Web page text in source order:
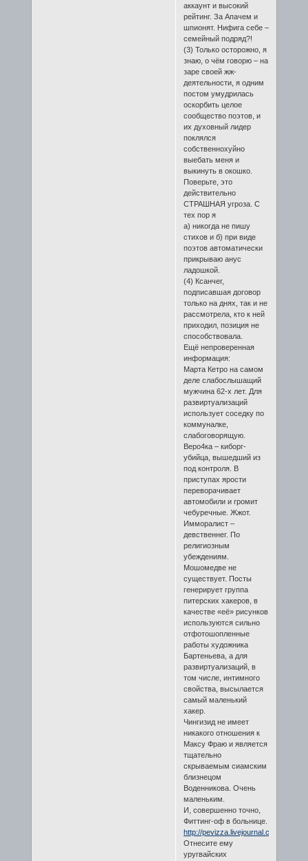
аккаунт и высокий
рейтинг. За Апачем и
шпионят. Нифига себе –
семейный подряд?!
(3) Только осторожно, я
знаю, о чём говорю – на
заре своей жж-
деятельности, я одним
постом умудрилась
оскорбить целое
сообщество поэтов, и
их духовный лидер
поклялся
собственнохуйно
выебать меня и
выкинуть в окошко.
Поверьте, это
действительно
СТРАШНАЯ угроза. С
тех пор я
а) никогда не пишу
стихов и б) при виде
поэтов автоматически
прикрываю анус
ладошкой.
(4) Ксанчег,
подписавшая договор
только на днях, так и не
рассмотрела, кто к ней
приходил, позиция не
способствовала.
Ещё непроверенная
информация:
Марта Кетро на самом
деле слабослышащий
мужчина 62-х лет. Для
развиртуализаций
использует соседку по
коммуналке,
слабоговорящую.
Веро4ка – киборг-
убийца, вышедший из
под контроля. В
приступах ярости
переворачивает
автомобили и громит
чебуречные. Жжот.
Имморалист –
девственнег. По
религиозным
убеждениям.
Мошомедве не
существует. Посты
генерирует группа
питерских хакеров, в
качестве «её» рисунков
используются сильно
отфотошопленные
работы художника
Бартеньева, а для
развиртуализаций, в
том числе, интимного
свойства, высылается
самый маленький
хакер.
Чингизид не имеет
никакого отношения к
Максу Фраю и является
тщательно
скрываемым сиамским
близнецом
Воденникова. Очень
маленьким.
И, совершенно точно,
Фиттинг-оф в больнице.
http://pevizza.livejournal.com/
Отнесите ему
уругвайских